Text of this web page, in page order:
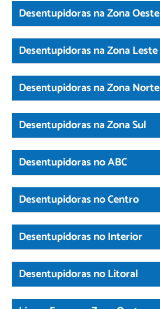
Desentupidoras na Zona Oeste
Desentupidoras na Zona Leste
Desentupidoras na Zona Norte
Desentupidoras na Zona Sul
Desentupidoras no ABC
Desentupidoras no Centro
Desentupidoras no Interior
Desentupidoras no Litoral